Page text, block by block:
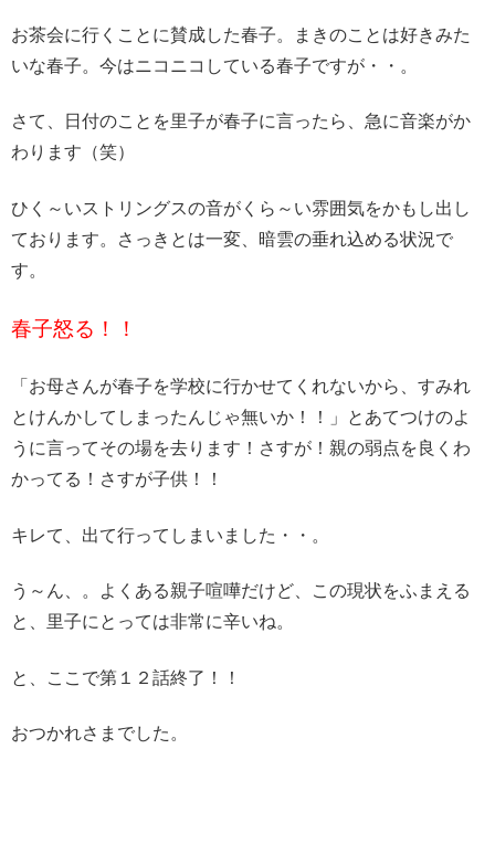
お茶会に行くことに賛成した春子。まきのことは好きみた
いな春子。今はニコニコしている春子ですが・・。
さて、
日付のことを里子が春子に言ったら、急に音楽がか
わります（笑）
ひく～いストリングスの音がくら～い雰囲気をかもし出し
ております。さっきとは一変、暗雲の垂れ込める状況で
す。
春子怒る！！
「お母さんが春子を学校に行かせてくれないから、すみれ
とけんかしてしまったんじゃ無いか！！」
とあてつけのよ
うに言ってその場を去ります！さすが！ 親の弱点を良くわ
かってる！さすが子供！！
キレて、出て行ってしまいました・・。
う～ん、。よくある親子喧嘩だけど、この現状をふまえる
と、里子にとっては非常に辛いね。
と、ここで第１２話終了！！
おつかれさまでした。